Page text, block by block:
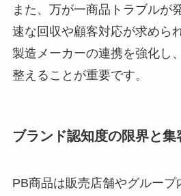
また、万が一商品トラブルが
速な回収や顧客対応が求めら
製造メーカーの連携を強化し
整えることが重要です。
ブランド認知度の限界と集
PB商品は販売店舗やグルー